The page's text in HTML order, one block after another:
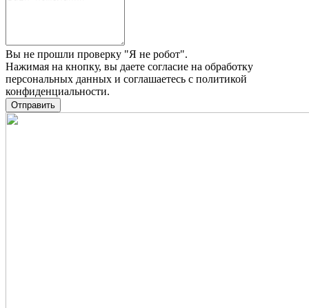
Вы не прошли проверку "Я не робот".
Нажимая на кнопку, вы даете согласие на обработку
персональных данных и соглашаетесь c политикой
конфиденциальности.